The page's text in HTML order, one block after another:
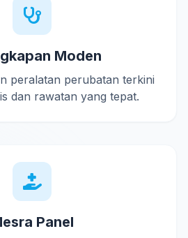
Moden
peralatan perubatan terkini
dan rawatan yang tepat.
Panel